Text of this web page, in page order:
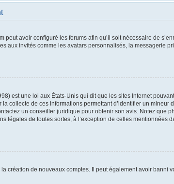
peut avoir configuré les forums afin qu’il soit nécessaire de
aux invités comme les avatars personnalisés, la messagerie
est une loi aux États-Unis qui dit que les sites Internet
collecte de ces informations permettant d’identifier un
un conseiller juridique pour obtenir son avis. Notez que
légales de toutes sortes, à l’exception de celles
création de nouveaux comptes. Il peut également avoir